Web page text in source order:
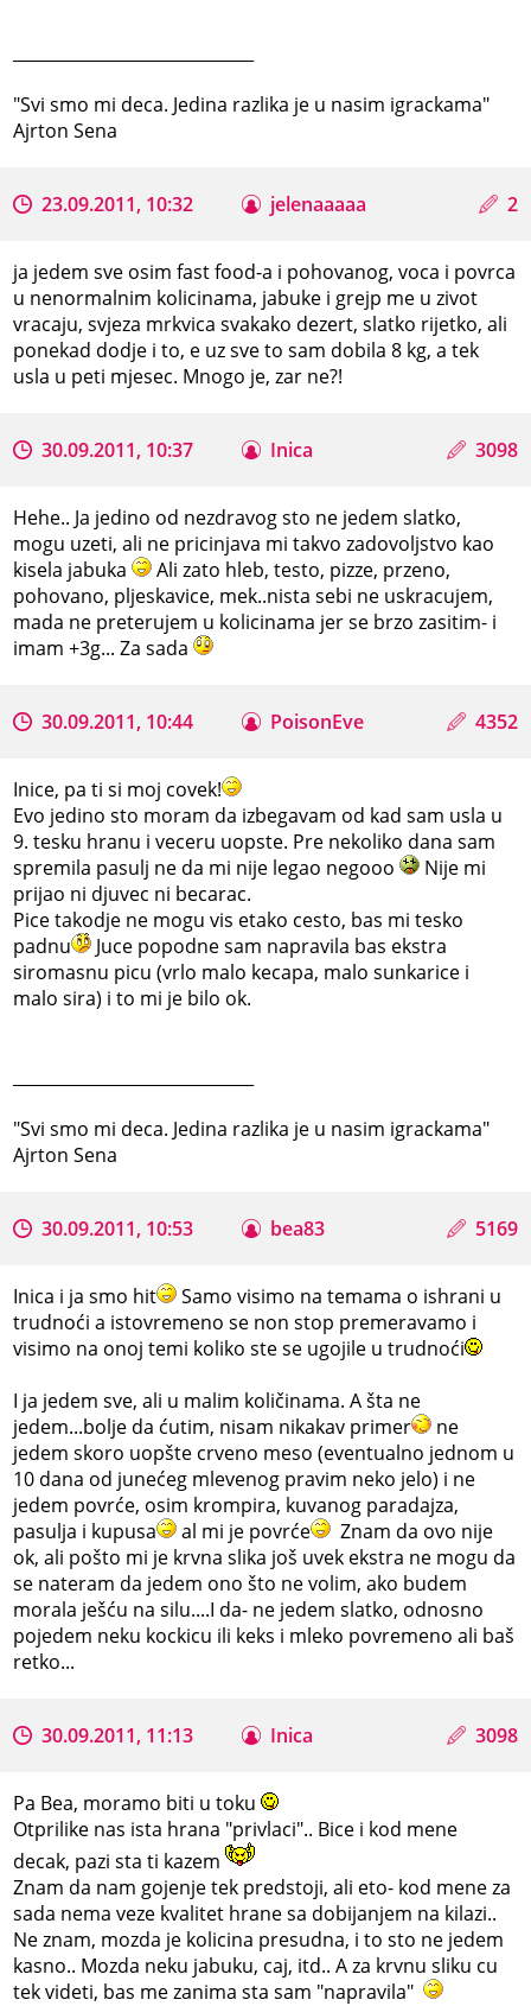
"Svi smo mi deca. Jedina razlika je u nasim igrackama"
Ajrton Sena
23.09.2011, 10:32 jelenaaaaa 2
ja jedem sve osim fast food-a i pohovanog, voca i povrca
u nenormalnim kolicinama, jabuke i grejp me u zivot
vracaju, svjeza mrkvica svakako dezert, slatko rijetko, ali
ponekad dodje i to, e uz sve to sam dobila 8 kg, a tek
usla u peti mjesec. Mnogo je, zar ne?!
30.09.2011, 10:37 Inica 3098
Hehe.. Ja jedino od nezdravog sto ne jedem slatko,
mogu uzeti, ali ne pricinjava mi takvo zadovoljstvo kao
kisela jabuka
Ali zato hleb, testo, pizze, przeno,
pohovano, pljeskavice, mek..nista sebi ne uskracujem,
mada ne preterujem u kolicinama jer se brzo zasitim- i
imam +3g... Za sada
30.09.2011, 10:44 PoisonEve 4352
Inice, pa ti si moj covek!
Evo jedino sto moram da izbegavam od kad sam usla u
9. tesku hranu i veceru uopste. Pre nekoliko dana sam
spremila pasulj ne da mi nije legao negooo
Nije mi
prijao ni djuvec ni becarac.
Pice takodje ne mogu vis etako cesto, bas mi tesko
padnu
Juce popodne sam napravila bas ekstra
siromasnu picu (vrlo malo kecapa, malo sunkarice i
malo sira) i to mi je bilo ok.
"Svi smo mi deca. Jedina razlika je u nasim igrackama"
Ajrton Sena
30.09.2011, 10:53 bea83 5169
Inica i ja smo hit
Samo visimo na temama o ishrani u
trudnoći a istovremeno se non stop premeravamo i
visimo na onoj temi koliko ste se ugojile u trudnoći
I ja jedem sve, ali u malim količinama. A šta ne
jedem...bolje da ćutim, nisam nikakav primer
ne
jedem skoro uopšte crveno meso (eventualno jednom u
10 dana od junećeg mlevenog pravim neko jelo) i ne
jedem povrće, osim krompira, kuvanog paradajza,
pasulja i kupusa
al mi je povrće
Znam da ovo nije
ok, ali pošto mi je krvna slika još uvek ekstra ne mogu da
se nateram da jedem ono što ne volim, ako budem
morala ješću na silu....I da- ne jedem slatko, odnosno
pojedem neku kockicu ili keks i mleko povremeno ali baš
retko...
30.09.2011, 11:13 Inica 3098
Pa Bea, moramo biti u toku
Otprilike nas ista hrana "privlaci".. Bice i kod mene
decak, pazi sta ti kazem
Znam da nam gojenje tek predstoji, ali eto- kod mene za
sada nema veze kvalitet hrane sa dobijanjem na kilazi..
Ne znam, mozda je kolicina presudna, i to sto ne jedem
kasno.. Mozda neku jabuku, caj, itd.. A za krvnu sliku cu
tek videti, bas me zanima sta sam "napravila"